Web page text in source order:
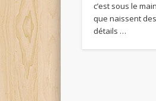
c’est sous le
que naissent
détails …